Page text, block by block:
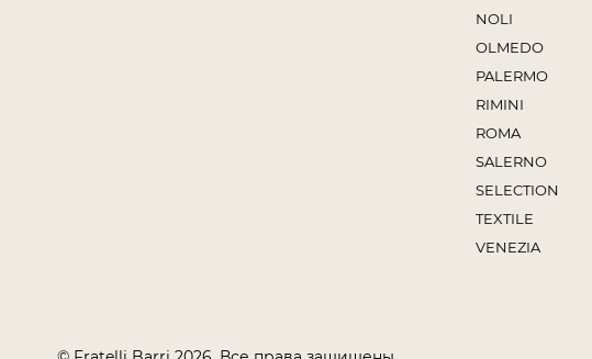
NOLI
OLMEDO
PALERMO
RIMINI
ROMA
SALERNO
SELECTION
TEXTILE
VENEZIA